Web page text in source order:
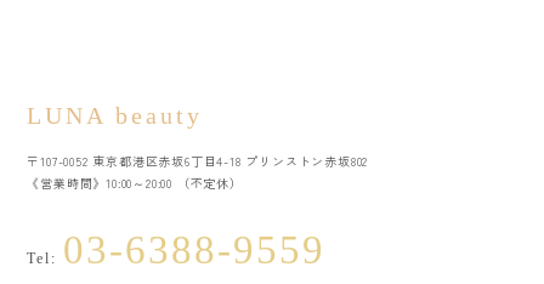
LUNA beauty
〒107-0052 東京都港区赤坂6丁目4-18 プリンストン赤坂802
《営業時間》10:00～20:00 （不定休）
Tel: 03-6388-9559